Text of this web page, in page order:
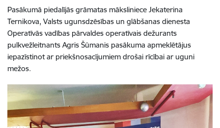
Pasākumā piedalījās grāmatas māksliniece Jekaterina
Ternikova, Valsts ugunsdzēsības un glābšanas dienesta
Operatīvās vadības pārvaldes operatīvais dežurants
pulkvežleitnants Agris Šūmanis pasākuma apmeklētājus
iepazīstinot ar priekšnosacījumiem drošai rīcībai ar uguni
mežos.